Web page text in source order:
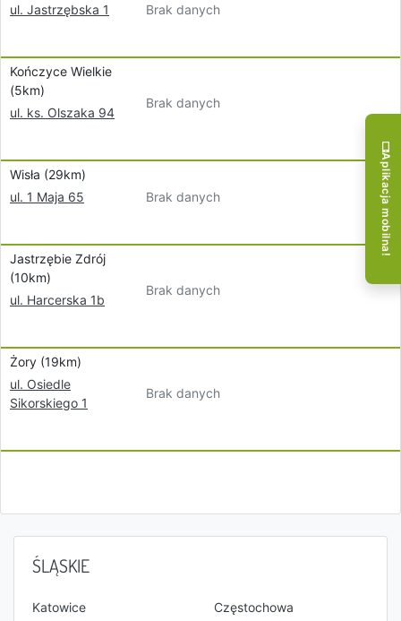
ul. Jastrzębska 1
Brak danych
Kończyce Wielkie
(5km)
ul. ks. Olszaka 94
Brak danych
Wisła (29km)
ul. 1 Maja 65
Brak danych
Jastrzębie Zdrój
(10km)
ul. Harcerska 1b
Brak danych
Żory (19km)
ul. Osiedle
Sikorskiego 1
Brak danych
ŚLĄSKIE
Katowice
Częstochowa
Aplikacja mobilna!